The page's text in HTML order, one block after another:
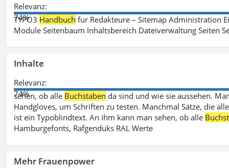
Relevanz:
74%
TYPO3 Handbuch für Redakteure – Sitemap Administration
Module Seitenbaum Inhaltsbereich Dateiverwaltung Seiten
Inhalte
Relevanz:
74%
sehen, ob alle Buchstaben da sind und wie sie aussehen.
Handgloves, um Schriften zu testen. Manchmal Sätze, die
ist ein Typoblindtext. An ihm kann man sehen, ob alle
Hamburgefonts, Rafgenduks RAL Werte
Mehr Frauenpower